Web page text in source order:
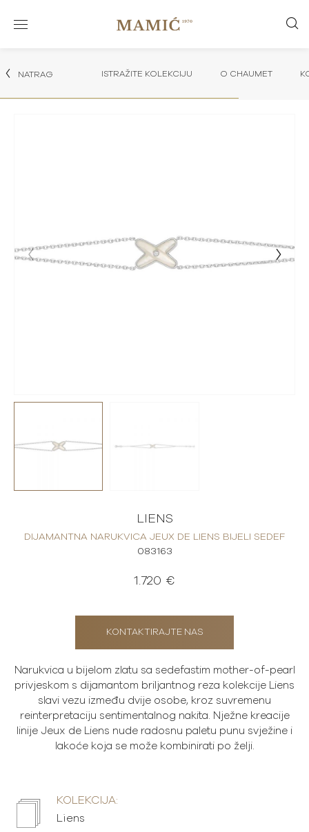
NATRAG ISTRAŽITE KOLEKCIJU O CHAUMET
LIENS
DIJAMANTNA NARUKVICA JEUX DE LIENS BIJELI SEDEF
083163
1.720 €
KONTAKTIRAJTE NAS
Narukvica u bijelom zlatu sa sedefastim mother-of-pearl
privjeskom s dijamantom briljantnog reza kolekcije Liens
slavi vezu između dvije osobe, kroz suvremenu
reinterpretaciju sentimentalnog nakita. Nježne kreacije
linije Jeux de Liens nude radosnu paletu punu svježine i
lakoće koja se može kombinirati po želji.
KOLEKCIJA:
Liens